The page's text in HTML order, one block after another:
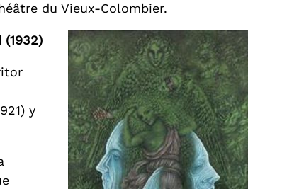
du Vieux-Colombier.
(1932)
y